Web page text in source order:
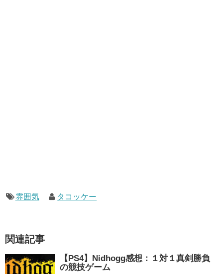
雰囲気 タコッケー
関連記事
【PS4】Nidhogg感想：１対１真剣勝負
の競技ゲーム